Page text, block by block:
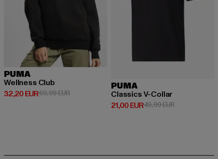
PUMA
Wellness Club
32,20 EUR
Derzeitiger Preis: 32,20 EUR
69,99 EURAktionspreis: 69,99 EUR
PUMA
Classics V-Collar
21,00 EUR
Derzeitiger Preis: 21,00 EUR
49,99 EURAktionspreis: